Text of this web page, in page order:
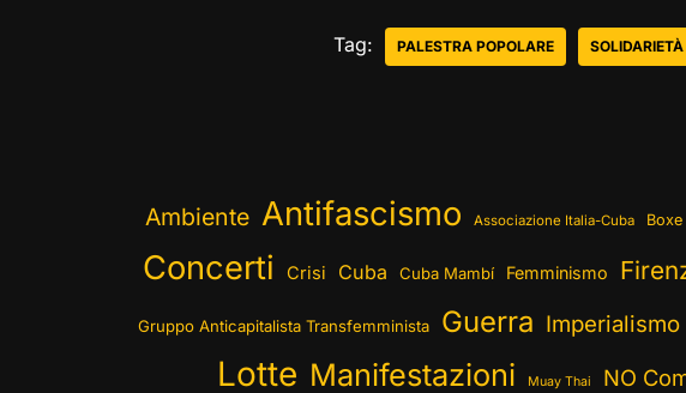
Tag: PALESTRA POPOLARE SOLIDARIETÀ
Ambiente Antifascismo Associazione Italia-Cuba Boxe
Concerti Crisi Cuba Cuba Mambí Femminismo
Gruppo Anticapitalista Transfemminista Guerra Imperialismo
Lotte Manifestazioni Muay Thai NO